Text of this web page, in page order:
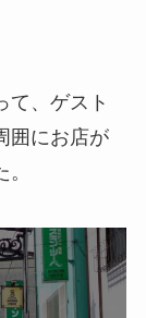
て、ゲスト
囲にお店が